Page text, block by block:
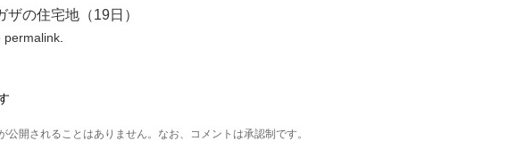
ザの住宅地（19日）
permalink
公開されることはありません。なお、コメントは承認制です。